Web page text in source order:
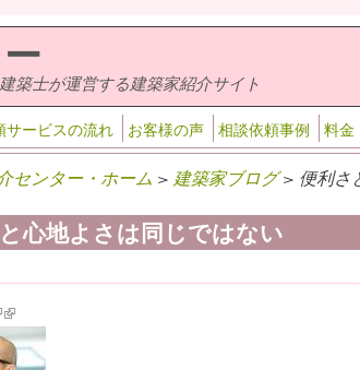
築士が運営する建築家紹介サイト
サービスの流れ お客様の声 相談依頼事例 料金
センター・ホーム > 建築家ブログ> 便利さ
心地よさは同じではない
external)
is external)
is external)
(link is external)